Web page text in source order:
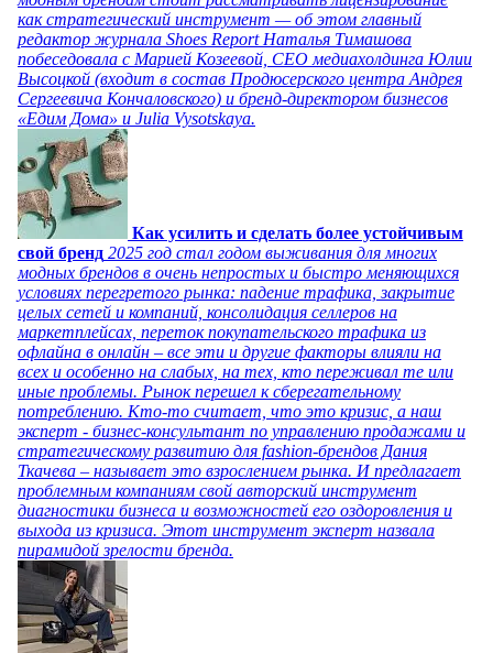
как стратегический инструмент — об этом главный
редактор журнала Shoes Report Наталья Тимашова
побеседовала с Марией Козеевой, СЕО медиахолдинга Юлии
Высоцкой (входит в состав Продюсерского центра Андрея
Сергеевича Кончаловского) и бренд-директором бизнесов
«Едим Дома» и Julia Vysotskaya.
Как усилить и сделать более устойчивым
свой бренд 2025 год стал годом выживания для многих
модных брендов в очень непростых и быстро меняющихся
условиях перегретого рынка: падение трафика, закрытие
целых сетей и компаний, консолидация селлеров на
маркетплейсах, переток покупательского трафика из
офлайна в онлайн – все эти и другие факторы влияли на
всех и особенно на слабых, на тех, кто переживал те или
иные проблемы. Рынок перешел к сберегательному
потреблению. Кто-то считает, что это кризис, а наш
эксперт - бизнес-консультант по управлению продажами и
стратегическому развитию для fashion-брендов Дания
Ткачева – называет это взрослением рынка. И предлагает
проблемным компаниям свой авторский инструмент
диагностики бизнеса и возможностей его оздоровления и
выхода из кризиса. Этот инструмент эксперт назвала
пирамидой зрелости бренда.